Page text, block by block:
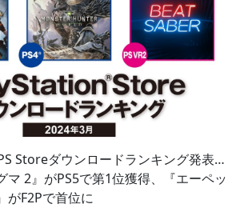
Storeダウンロードランキング発表…
マ 2』がPS5で第1位獲得、『エーペッ
がF2Pで首位に